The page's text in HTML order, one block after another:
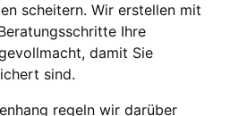
scheitern. Wir erstellen mit
Ihre
damit Sie
sind.
regeln wir darüber